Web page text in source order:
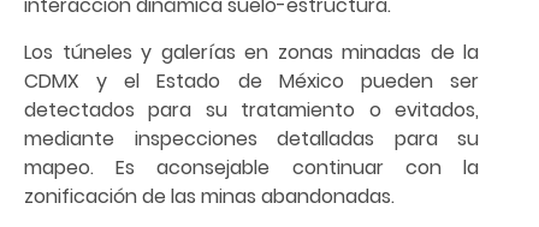
interacción dinámica suelo-estructura.
Los túneles y galerías en zonas minadas de la
CDMX y el Estado de México pueden ser
detectados para su tratamiento o evitados,
mediante inspecciones detalladas para su
mapeo. Es aconsejable continuar con la
zonificación de las minas abandonadas.